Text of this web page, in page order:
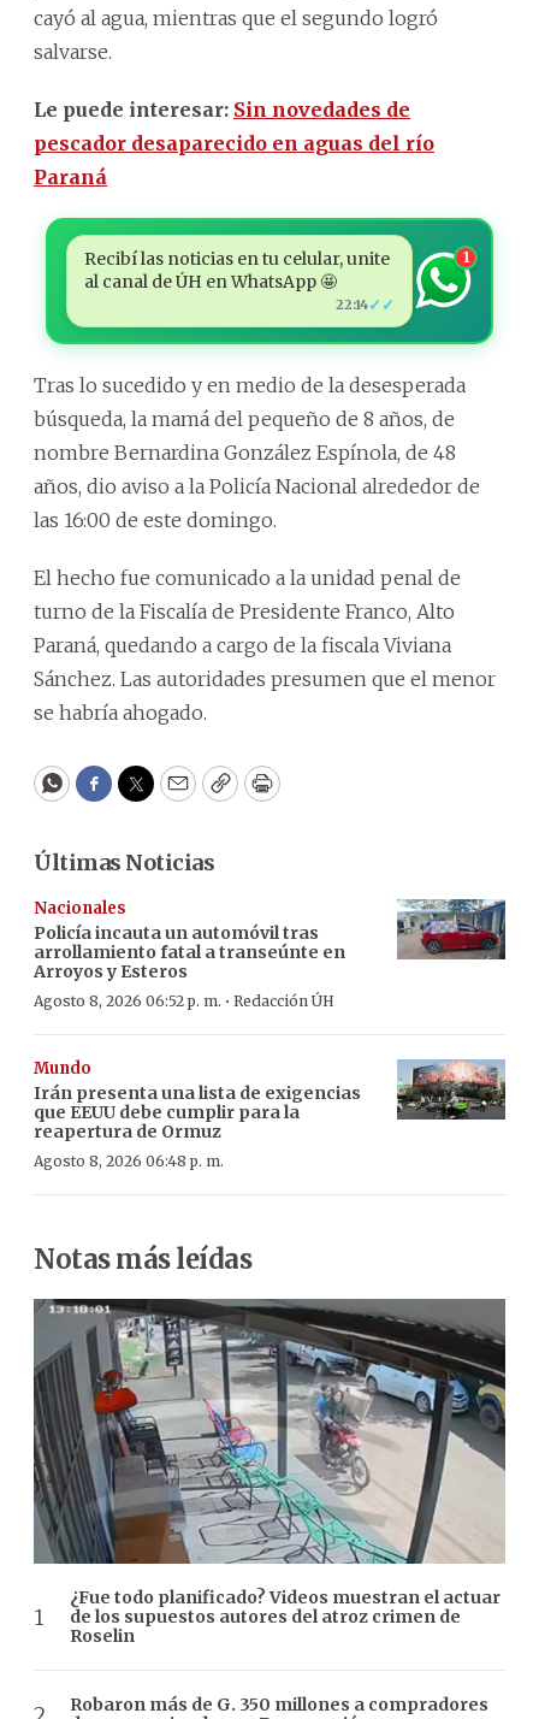
cayó al agua, mientras que el segundo logró
salvarse.
Le puede interesar: Sin novedades de
pescador desaparecido en aguas del río
Paraná
Recibí las noticias en tu celular, unite
al canal de ÚH en WhatsApp 🤩
22:14✓✓
1
Tras lo sucedido y en medio de la desesperada
búsqueda, la mamá del pequeño de 8 años, de
nombre Bernardina González Espínola, de 48
años, dio aviso a la Policía Nacional alrededor de
las 16:00 de este domingo.
El hecho fue comunicado a la unidad penal de
turno de la Fiscalía de Presidente Franco, Alto
Paraná, quedando a cargo de la fiscala Viviana
Sánchez. Las autoridades presumen que el menor
se habría ahogado.
WhatsApp
Facebook
Twitter
EmailCopyPrint
Últimas Noticias
Nacionales
Policía incauta un automóvil tras
arrollamiento fatal a transeúnte en
Arroyos y Esteros
Agosto 8, 2026 06:52 p. m. · Redacción ÚH
Mundo
Irán presenta una lista de exigencias
que EEUU debe cumplir para la
reapertura de Ormuz
Agosto 8, 2026 06:48 p. m.
Notas más leídas
¿Fue todo planificado? Videos muestran el actuar
de los supuestos autores del atroz crimen de
Roselin
Robaron más de G. 350 millones a compradores